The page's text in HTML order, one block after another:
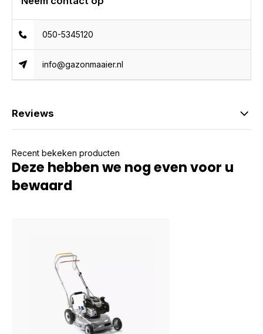
050-5345120
info@gazonmaaier.nl
Reviews
Recent bekeken producten
Deze hebben we nog even voor u
bewaard